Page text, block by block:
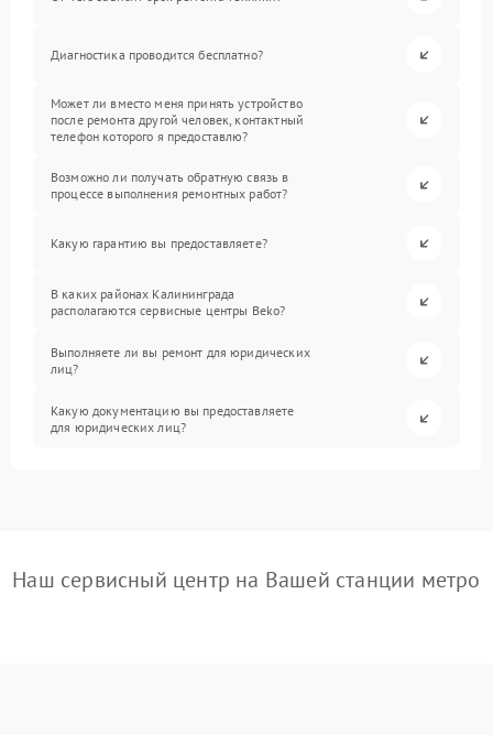
Диагностика проводится бесплатно?
Может ли вместо меня принять устройство
после ремонта другой человек, контактный
телефон которого я предоставлю?
Возможно ли получать обратную связь в
процессе выполнения ремонтных работ?
Какую гарантию вы предоставляете?
В каких районах Калининграда
располагаются сервисные центры Beko?
Выполняете ли вы ремонт для юридических
лиц?
Какую документацию вы предоставляете
для юридических лиц?
Наш сервисный центр на Вашей станции метро